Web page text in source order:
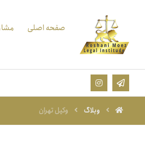
صفحه اصلی
وبلاگ وکیل تهران